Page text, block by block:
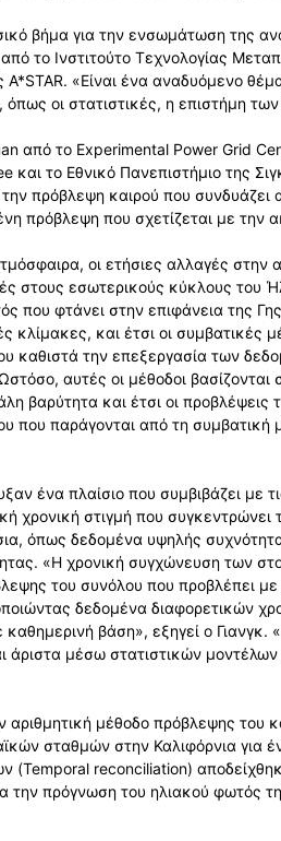
βήμα για την ενσωμάτωση της
το Ινστιτούτο Τεχνολογίας
A*STAR. «Είναι ένα αναδυόμενο
οι στατιστικές, η επιστήμη
από το Experimental Power Grid
και το Εθνικό Πανεπιστήμιο της
την πρόβλεψη καιρού που
πρόβλεψη που σχετίζεται με την
οι ετήσιες αλλαγές στην
στους εσωτερικούς κύκλους του
που φτάνει στην επιφάνεια της
κλίμακες, και έτσι οι συμβατικές
καθιστά την επεξεργασία των
αυτές οι μέθοδοι
βαρύτητα και έτσι οι προβλέψεις
που παράγονται από τη συμβατική
ένα πλαίσιο που συμβιβάζει με
χρονική στιγμή που
όπως δεδομένα υψηλής
«Η χρονική συγχώνευση των
του συνόλου που προβλέπει με
δεδομένα διαφορετικών
βάση», εξηγεί ο Γιανγκ.
άριστα μέσω στατιστικών
αριθμητική μέθοδο πρόβλεψης του
σταθμών στην Καλιφόρνια για
(Temporal reconciliation)
την πρόγνωση του ηλιακού φωτός